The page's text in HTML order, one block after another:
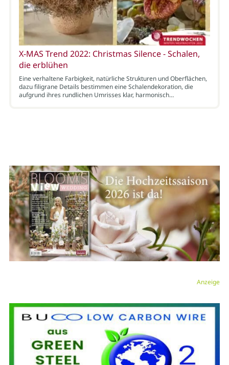
X-MAS Trend 2022: Christmas Silence - Schalen,
die erblühen
Eine verhaltene Farbigkeit, natürliche Strukturen und Oberflächen,
dazu filigrane Details bestimmen eine Schalendekoration, die
aufgrund ihres rundlichen Umrisses klar, harmonisch…
Anzeige